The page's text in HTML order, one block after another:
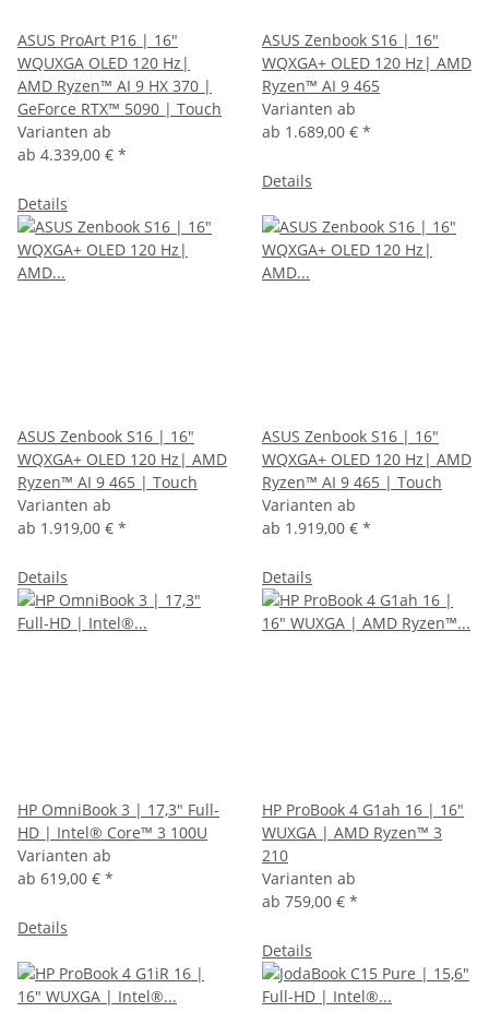
ASUS ProArt P16 | 16"
WQUXGA OLED 120 Hz|
AMD Ryzen™ AI 9 HX 370 |
GeForce RTX™ 5090 | Touch
Varianten ab
ab 4.339,00 € *
Details
ASUS Zenbook S16 | 16"
WQXGA+ OLED 120 Hz| AMD
Ryzen™ AI 9 465
Varianten ab
ab 1.689,00 € *
Details
ASUS Zenbook S16 | 16"
WQXGA+ OLED 120 Hz| AMD
Ryzen™ AI 9 465 | Touch
Varianten ab
ab 1.919,00 € *
Details
ASUS Zenbook S16 | 16"
WQXGA+ OLED 120 Hz| AMD
Ryzen™ AI 9 465 | Touch
Varianten ab
ab 1.919,00 € *
Details
HP OmniBook 3 | 17,3" Full-
HD | Intel® Core™ 3 100U
Varianten ab
ab 619,00 € *
Details
HP ProBook 4 G1ah 16 | 16"
WUXGA | AMD Ryzen™ 3
210
Varianten ab
ab 759,00 € *
Details